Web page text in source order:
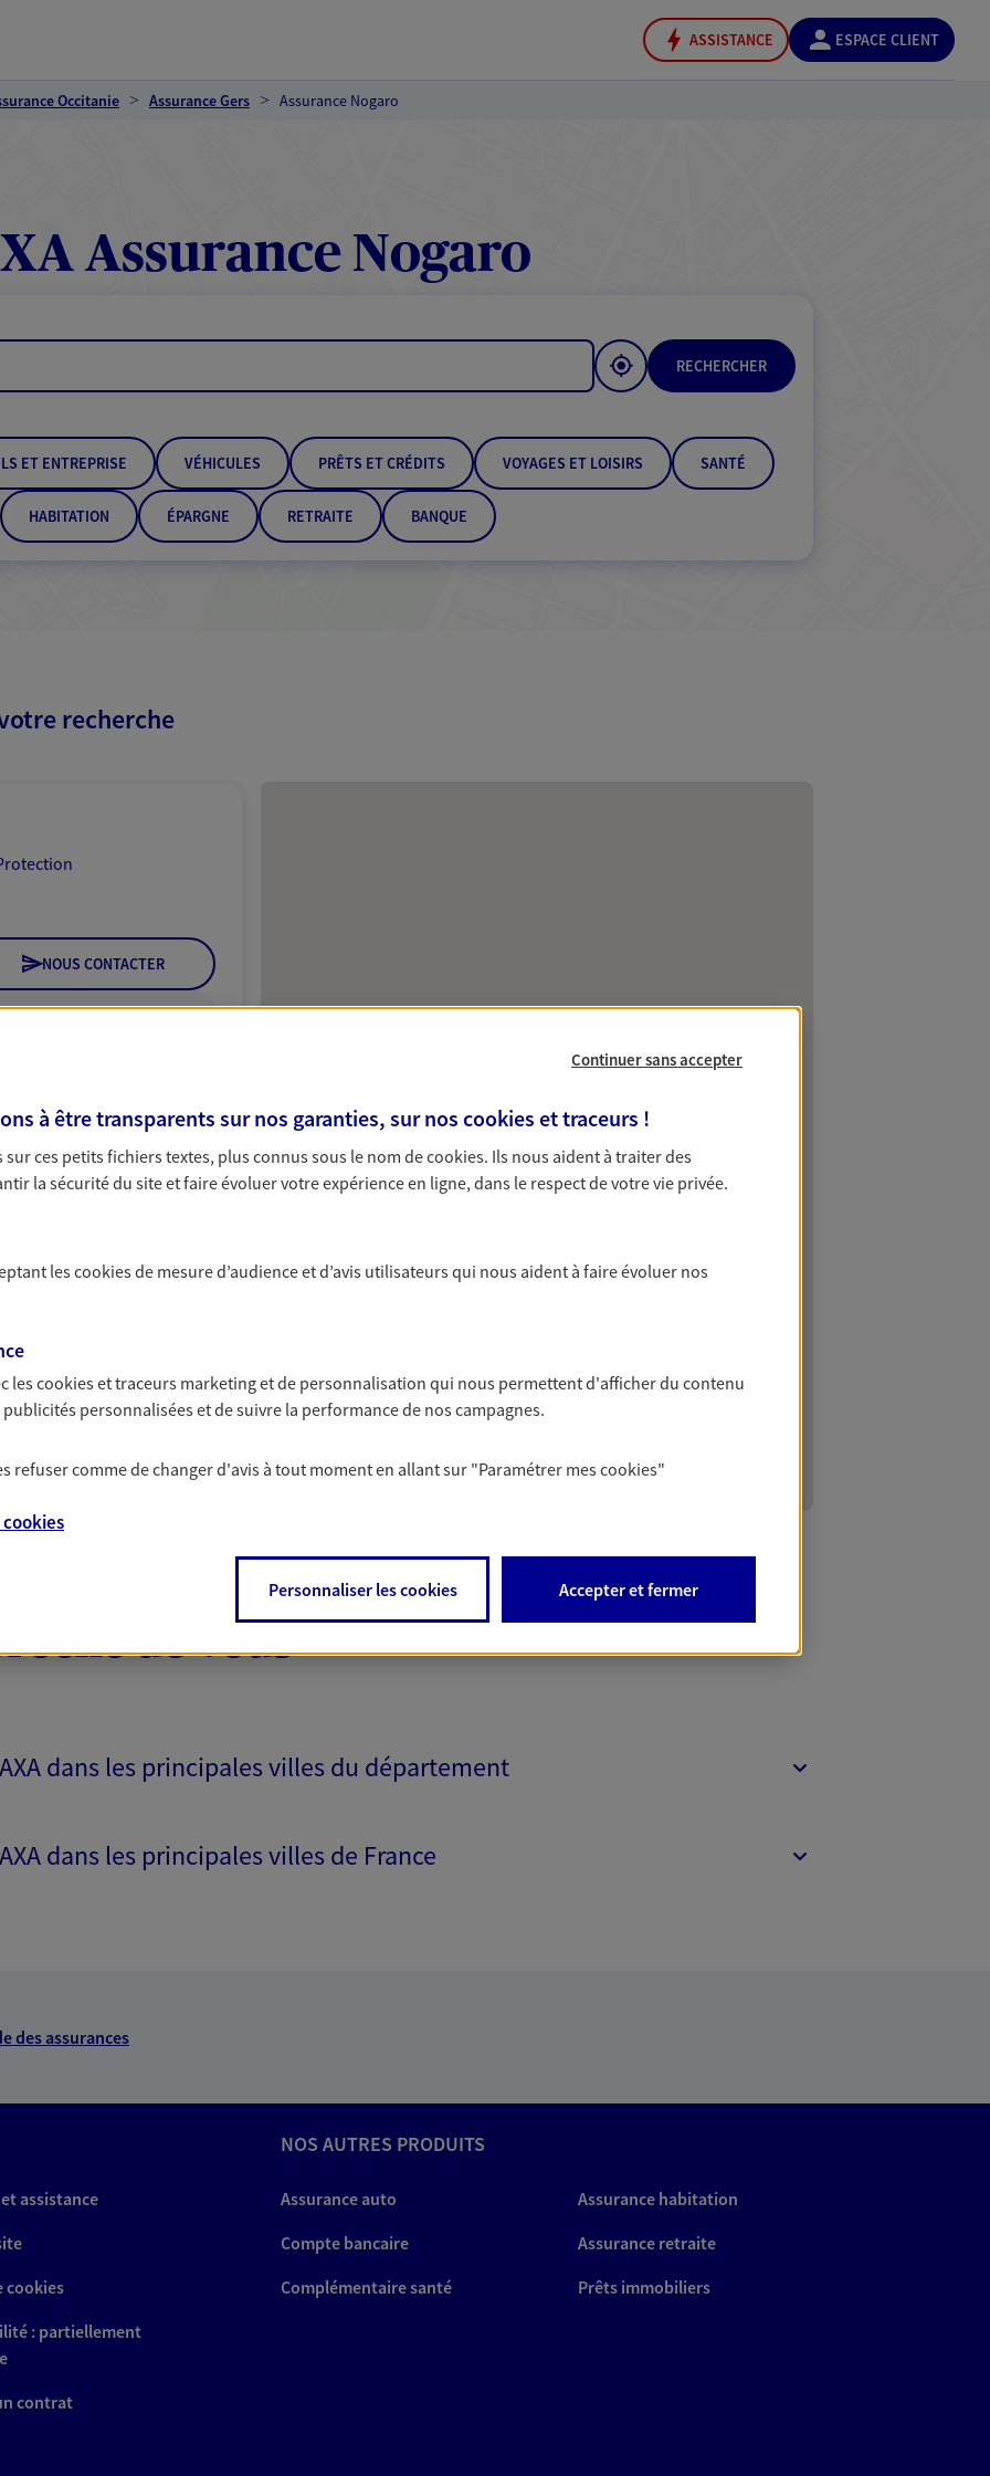
ASSISTANCE ESPACE CLIENT
Occitanie Assurance Gers Assurance Nogaro
Assurance Nogaro
RECHERCHER
ET ENTREPRISE VÉHICULES PRÊTS ET CRÉDITS VOYAGES ET LOISIRS SANTÉ
HABITATION ÉPARGNE RETRAITE BANQUE
recherche
NOUS CONTACTER
WEB
Epargne et Protection
NOUS CONTACTER
(07013351); DUFAU
de vous
dans les principales villes du département
dans les principales villes de France
des assurances
assistance
cookies
: partiellement
contrat
NOS AUTRES PRODUITS
Assurance auto
Assurance habitation
Compte bancaire
Assurance retraite
Complémentaire santé
Prêts immobiliers
Continuer sans accepter
à être transparents sur nos garanties, sur nos cookies et traceurs !
ces petits fichiers textes, plus connus sous le nom decookies. Ils nous aident à traiter des
la sécurité du site et faire évoluer votre expérience en ligne, dans le respect de votre vie privée.
lescookiesde mesure d’audience et d’avis utilisateurs qui nous aident à faire évoluer nos
lescookies et traceurs marketing et de personnalisation qui nous permettent d'afficher du contenu
personnalisées et de suivre la performance de nos campagnes.
refuser comme de changer d'avis à tout moment en allant sur "Paramétrer mescookies"
cookies
Personnaliser les cookies Accepter et fermer